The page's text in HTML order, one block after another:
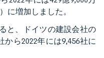
に増加しました。
と、ドイツの建設会社の
から2022年には9,456社に